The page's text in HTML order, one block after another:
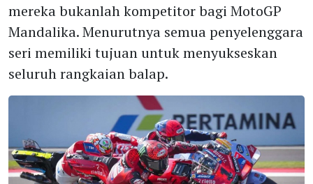
mereka bukanlah kompetitor bagi MotoGP
Mandalika. Menurutnya semua penyelenggara
seri memiliki tujuan untuk menyukseskan
seluruh rangkaian balap.